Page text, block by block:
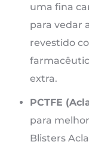
uma fina
para vedar
revestido
extra.
PCTFE
para
Blisters